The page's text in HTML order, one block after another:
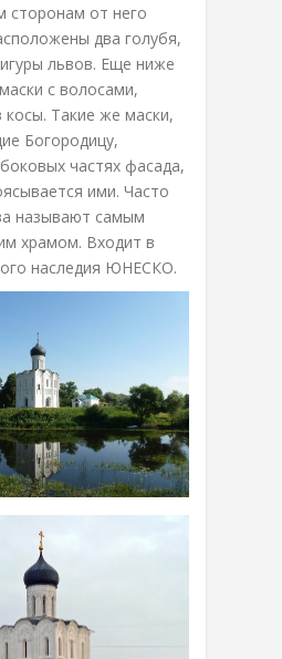
сторонам от него
два голубя,
львов. Еще ниже
с волосами,
Такие же маски,
Богородицу,
частях фасада,
ими. Часто
называют самым
храмом. Входит в
наследия ЮНЕСКО.